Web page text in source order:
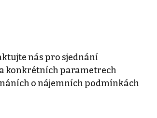
nás pro sjednání
konkrétních parametrech
o nájemních podmínkách